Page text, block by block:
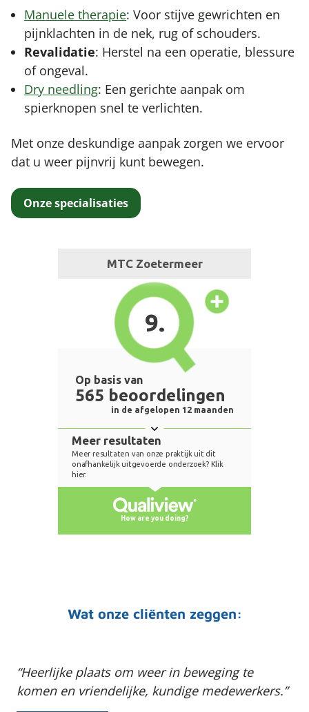
Manuele therapie: Voor stijve gewrichten en
pijnklachten in de nek, rug of schouders.
Revalidatie: Herstel na een operatie, blessure
of ongeval.
Dry needling: Een gerichte aanpak om
spierknopen snel te verlichten.
Met onze deskundige aanpak zorgen we ervoor
dat u weer pijnvrij kunt bewegen.
Onze specialisaties
Wat onze cliënten zeggen:
Heerlijke plaats om weer in beweging te
komen en vriendelijke, kundige medewerkers.